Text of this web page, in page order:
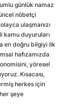
günlük namaz
nöbetçi
ulaşmanızı
kamu duyuruları
en doğru bilgiyi ilk
hafızamızda
yöresel
Kısacası,
herkes için
şeye